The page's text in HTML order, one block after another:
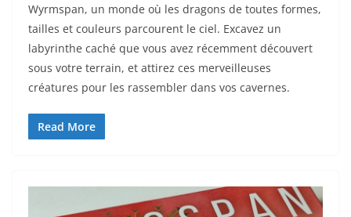
Wyrmspan, un monde où les dragons de toutes formes,
tailles et couleurs parcourent le ciel. Excavez un
labyrinthe caché que vous avez récemment découvert
sous votre terrain, et attirez ces merveilleuses
créatures pour les rassembler dans vos cavernes.
Read More